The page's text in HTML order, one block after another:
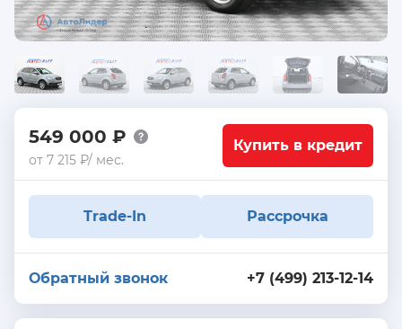
549 000 ₽
от 7 215 ₽/ мес.
Купить в кредит
Trade-In Рассрочка
+7 (499) 213-12-14
Обратный звонок